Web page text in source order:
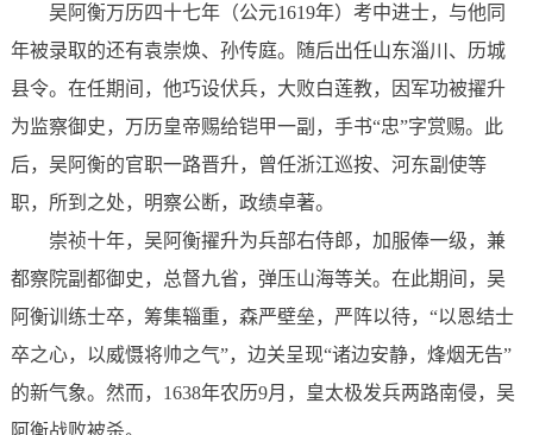
吴阿衡万历四十七年（公元1619年）考中进士，与他同
年被录取的还有袁崇焕、孙传庭。随后出任山东淄川、历城
县令。在任期间，他巧设伏兵，大败白莲教，因军功被擢升
为‌监察御史，万历皇帝赐给铠甲一副，手书“忠”字赏赐。此
后，吴阿衡的官职一路晋升，曾任‌浙江巡按、‌河东副使等
职，所到之处，明察公断，政绩卓著。
崇祯十年，吴阿衡擢升为‌兵部右侍郎，加服俸一级，兼‌
都察院副都御史，总督九省，弹压山海等关。在此期间，吴
阿衡训练士卒，筹集辎重，森严壁垒，严阵以待，“以恩结士
卒之心，以威慑将帅之气”，边关呈现“诸边安静，烽烟无告”
的新气象。然而，1638年农历9月，‌皇太极发兵两路南侵，吴
阿衡战败被杀。